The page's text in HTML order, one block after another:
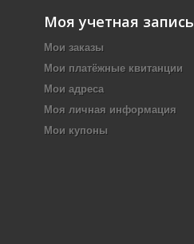
Моя учетная запись
Мои заказы
Мои платёжные квитанции
Мои адреса
Моя личная информация
Мои купоны